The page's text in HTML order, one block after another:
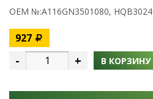
OEM №:A116GN3501080, HQB3024
927
- + В КОРЗИНУ